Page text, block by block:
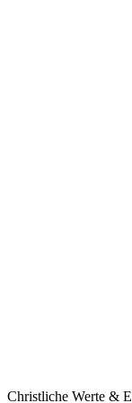
Christliche Werte &